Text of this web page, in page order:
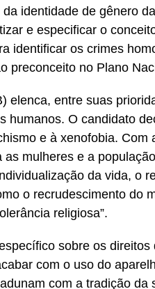
identidade de gênero
e especificar o
identificar os crimes
preconceito no Plano
elenca, entre suas
humanos. O candidato
e à xenofobia.
as mulheres e a
da vida, o
o recrudescimento do
religiosa”.
sobre os
com o uso do
com a tradição da